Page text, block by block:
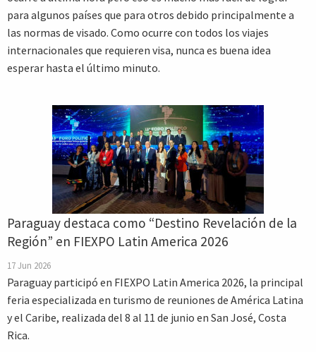
para algunos países que para otros debido principalmente a
las normas de visado. Como ocurre con todos los viajes
internacionales que requieren visa, nunca es buena idea
esperar hasta el último minuto.
Paraguay destaca como “Destino Revelación de la
Región” en FIEXPO Latin America 2026
17 Jun 2026
Paraguay participó en FIEXPO Latin America 2026, la principal
feria especializada en turismo de reuniones de América Latina
y el Caribe, realizada del 8 al 11 de junio en San José, Costa
Rica.